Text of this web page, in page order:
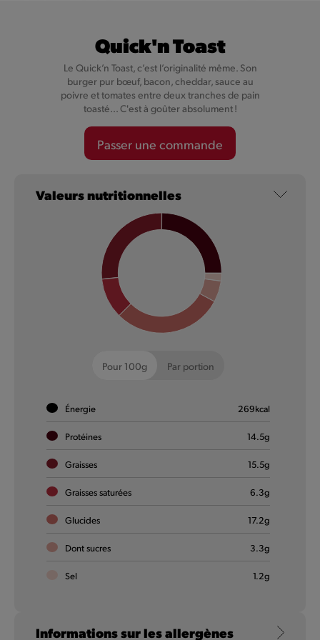
De Klassiekers
Quick'n Toast
Le Quick’n Toast, c’est l’originalité même. Son
burger pur bœuf, bacon, cheddar, sauce au
poivre et tomates entre deux tranches de pain
toasté... C'est à goûter absolument !
Passer une commande
Valeurs nutritionnelles
Pour 100g Par portion
Énergie 269kcal
Protéines 14.5g
Graisses 15.5g
Graisses saturées 6.3g
Glucides 17.2g
Dont sucres 3.3g
Sel 1.2g
Informations sur les allergènes